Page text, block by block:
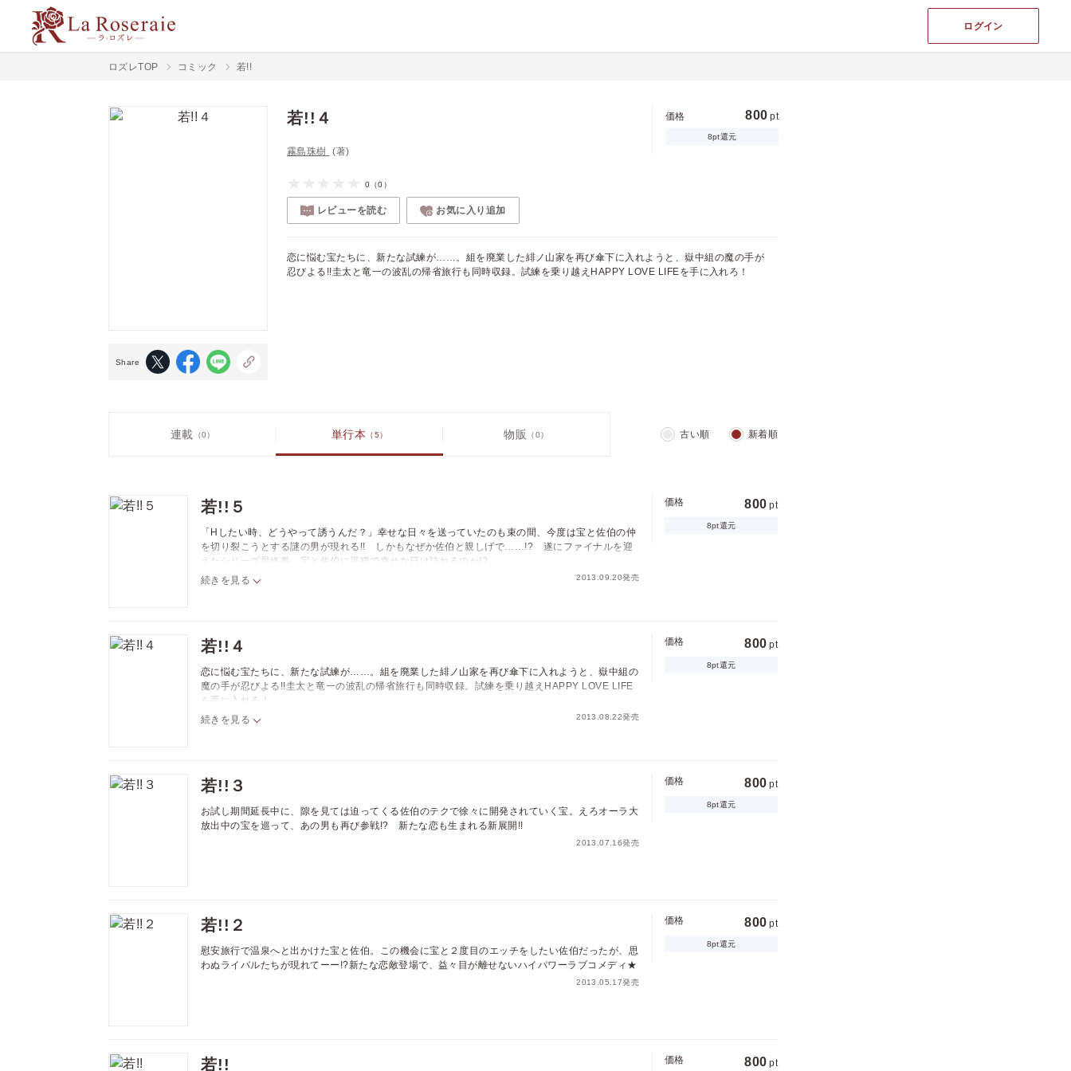
ログイン
ロズレTOP コミック 若!!
Share
若!!４
霧島珠樹 (著)
0 （0）
レビューを読む お気に入り追加
価格 800 pt
8pt還元
恋に悩む宝たちに、新たな試練が……。組を廃業した緋ノ山家を再び傘下に入れようと、嶽中組の魔の手が
忍びよる!!圭太と竜一の波乱の帰省旅行も同時収録。試練を乗り越えHAPPY LOVE LIFEを手に入れろ！
連載 （0） 単行本 （5） 物販 （0） 古い順 新着順
若!!５
「Hしたい時、どうやって誘うんだ？」幸せな日々を送っていたのも束の間、今度は宝と佐伯の仲
を切り裂こうとする謎の男が現れる!! しかもなぜか佐伯と親しげで……!? 遂にファイナルを迎
えたシリーズ最終巻、宝と佐伯に平穏で幸せな日は訪れるのか!?
続きを見る
2013.09.20発売
価格 800 pt
8pt還元
若!!４
恋に悩む宝たちに、新たな試練が……。組を廃業した緋ノ山家を再び傘下に入れようと、嶽中組の
魔の手が忍びよる!!圭太と竜一の波乱の帰省旅行も同時収録。試練を乗り越えHAPPY LOVE LIFE
を手に入れろ！
続きを見る
2013.08.22発売
価格 800 pt
8pt還元
若!!３
お試し期間延長中に、隙を見ては迫ってくる佐伯のテクで徐々に開発されていく宝。えろオーラ大
放出中の宝を巡って、あの男も再び参戦!? 新たな恋も生まれる新展開!!
2013.07.16発売
価格 800 pt
8pt還元
若!!２
慰安旅行で温泉へと出かけた宝と佐伯。この機会に宝と２度目のエッチをしたい佐伯だったが、思
わぬライバルたちが現れてーー!?新たな恋敵登場で、益々目が離せないハイパワーラブコメディ★
2013.05.17発売
価格 800 pt
8pt還元
若!! 価格 800 pt